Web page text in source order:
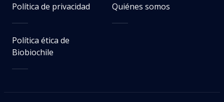
Política de privacidad Quiénes somos
Política ética de
Biobiochile